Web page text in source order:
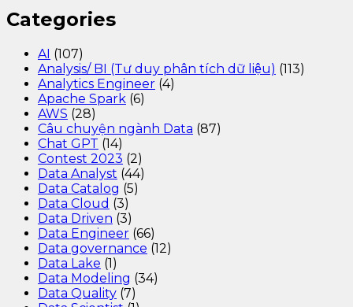
Categories
AI (107)
Analysis/ BI (Tư duy phân tích dữ liệu) (113)
Analytics Engineer (4)
Apache Spark (6)
AWS (28)
Câu chuyện ngành Data (87)
Chat GPT (14)
Contest 2023 (2)
Data Analyst (44)
Data Catalog (5)
Data Cloud (3)
Data Driven (3)
Data Engineer (66)
Data governance (12)
Data Lake (1)
Data Modeling (34)
Data Quality (7)